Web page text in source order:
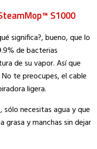
S1000
significa?, bueno, que lo
de bacterias
de su vapor. Así que
te preocupes, el cable
ligera.
necesitas agua y que
grasa y manchas sin dejar